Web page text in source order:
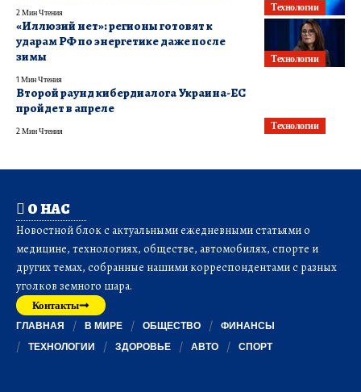
Технологии
2 Мин Чтения
Технологии
«Иллюзий нет»: регионы готовят к
ударам РФ по энергетике даже после
зимы
1 Мин Чтения
Технологии
Второй раунд кибердиалога Украина-ЕС
пройдет в апреле
2 Мин Чтения
О НАС
Новостной блок с актуальными ежедневными статьями о
медицине, технологиях, обществе, автомобилях, спорте и
других темах, собранные нашими корреспондентами с разных
уголков земного шара.
Контакты
ГЛАВНАЯ В МИРЕ ОБЩЕСТВО
ФИНАНСЫ
ТЕХНОЛОГИИ
ЗДОРОВЬЕ АВТО СПОРТ